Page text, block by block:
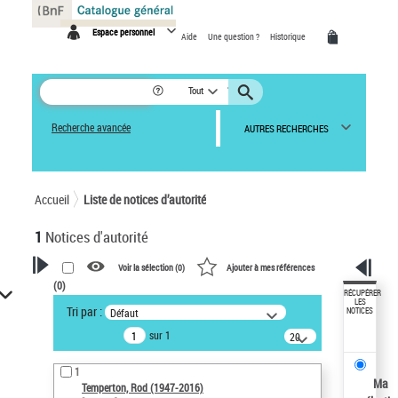
Espace personnel Aide Une question ? Historique
Tout
Recherche avancée AUTRES RECHERCHES
Accueil Liste de notices d’autorité
1 Notices d'autorité
VOTRE RECHERCHE
Recherche avancée dans les
notices d’autorité
Œuvres liées à l'auteur :
Temperton, Rod (1947-2016)
Voir la sélection (0) Ajouter à mes références
(0)
Tri par : Défaut
sur 1
20
résultats/page
1
Temperton, Rod (1947-2016)
RÉCUPÉRER
LES
NOTICES
Ma
Panneau de gestion des cookies